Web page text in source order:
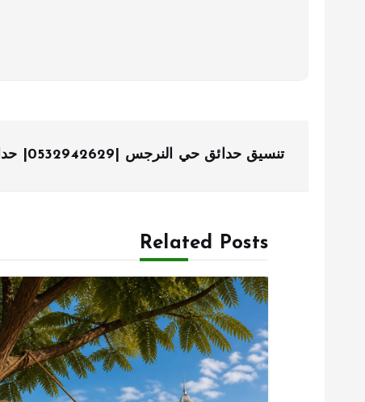
تنسيق حدائق حي النرجس |0532942629| حدائق الياسمين
Related Posts